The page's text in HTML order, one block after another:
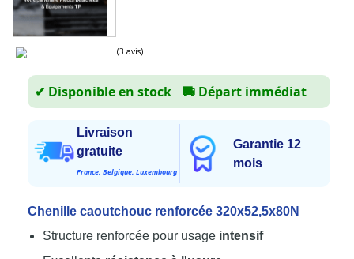
✔ Disponible en stock 🚚 Départ immédiat
Livraison
gratuite
France, Belgique, Luxembourg
Garantie 12
mois
Chenille caoutchouc renforcée 320x52,5x80N
Structure renforcée pour usage intensif